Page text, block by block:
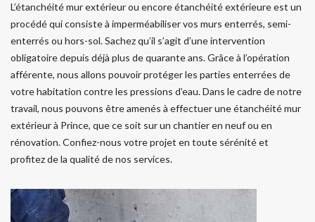
L’étanchéité mur extérieur ou encore étanchéité extérieure est un
procédé qui consiste à imperméabiliser vos murs enterrés, semi-
enterrés ou hors-sol. Sachez qu’il s’agit d’une intervention
obligatoire depuis déjà plus de quarante ans. Grâce à l’opération
afférente, nous allons pouvoir protéger les parties enterrées de
votre habitation contre les pressions d’eau. Dans le cadre de notre
travail, nous pouvons être amenés à effectuer une étanchéité mur
extérieur à Prince, que ce soit sur un chantier en neuf ou en
rénovation. Confiez-nous votre projet en toute sérénité et
profitez de la qualité de nos services.